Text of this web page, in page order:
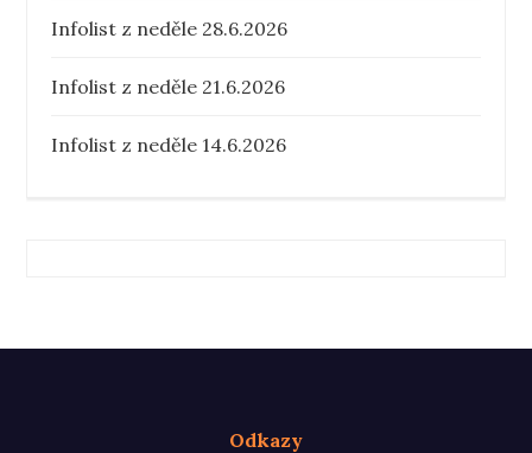
Infolist z neděle 28.6.2026
Infolist z neděle 21.6.2026
Infolist z neděle 14.6.2026
Odkazy